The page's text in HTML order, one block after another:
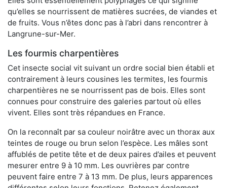
qu’elles se nourrissent de matières sucrées, de viandes et
de fruits. Vous n’êtes donc pas à l’abri dans rencontrer à
Langrune-sur-Mer.
Les fourmis charpentières
Cet insecte social vit suivant un ordre social bien établi et
contrairement à leurs cousines les termites, les fourmis
charpentières ne se nourrissent pas de bois. Elles sont
connues pour construire des galeries partout où elles
vivent. Elles sont très répandues en France.
On la reconnaît par sa couleur noirâtre avec un thorax aux
teintes de rouge ou brun selon l’espèce. Les mâles sont
affublés de petite tête et de deux paires d’ailes et peuvent
mesurer entre 9 à 10 mm. Les ouvrières par contre
peuvent faire entre 7 à 13 mm. De plus, leurs apparences